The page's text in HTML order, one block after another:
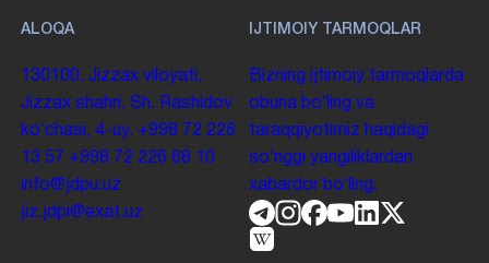
ALOQA
130100. Jizzax viloyati,
Jizzax shahri, Sh. Rashidov
koʻchasi, 4-uy. +998 72 226
13 57 +998 72 226 68 10
info@jdpu.uz
jiz.jdpi@exat.uz
IJTIMOIY TARMOQLAR
Bizning ijtimoiy tarmoqlarda
obuna boʻling va
taraqqiyotimiz haqidagi
soʻnggi yangiliklardan
xabardor boʻling.